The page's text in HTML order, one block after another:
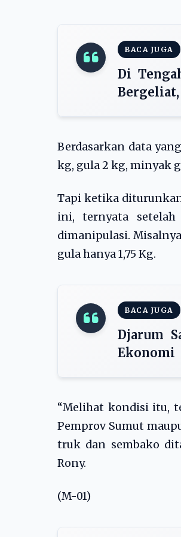
BACA JUGA
Di
Berdasarkan data
kg, gula 2 kg, minyak
Tapi ketika
ini, ternyata setelah
dimanipulasi.
gula hanya 1,75 Kg.
BACA JUGA
Djarum
Ekonomi
“Melihat kondisi itu,
Pemprov Sumut
truk dan sembako
Rony.
(M-01)